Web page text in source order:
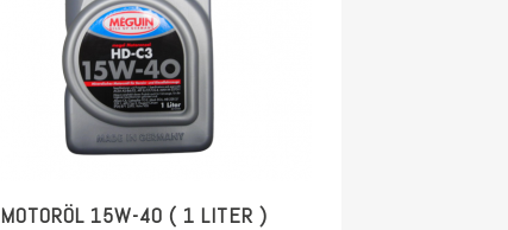
MOTORÖL 15W-40 ( 1 LITER )